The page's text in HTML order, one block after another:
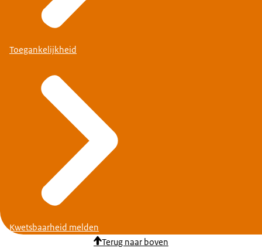
Toegankelijkheid
Kwetsbaarheid melden
Terug naar boven